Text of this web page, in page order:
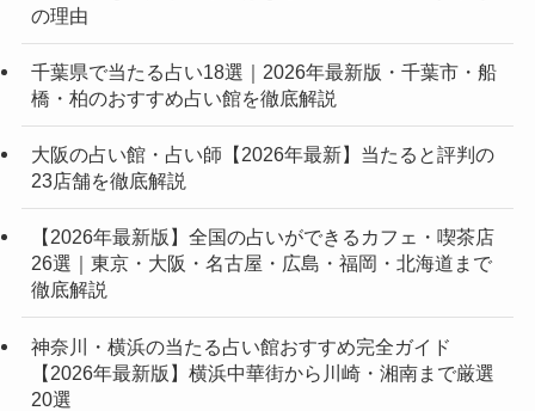
の理由
千葉県で当たる占い18選｜2026年最新版・千葉市・船
橋・柏のおすすめ占い館を徹底解説
大阪の占い館・占い師【2026年最新】当たると評判の
23店舗を徹底解説
【2026年最新版】全国の占いができるカフェ・喫茶店
26選｜東京・大阪・名古屋・広島・福岡・北海道まで
徹底解説
神奈川・横浜の当たる占い館おすすめ完全ガイド
【2026年最新版】横浜中華街から川崎・湘南まで厳選
20選